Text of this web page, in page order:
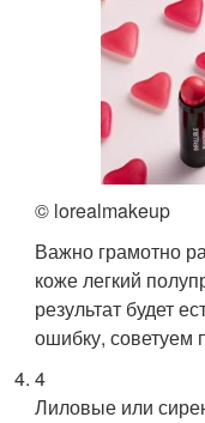
© lorealmakeup
Важно грамотно
коже легкий
результат будет
ошибку, советуем
4
Лиловые или